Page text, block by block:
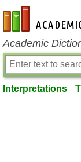
en-academic.com
Academic
Interpretations